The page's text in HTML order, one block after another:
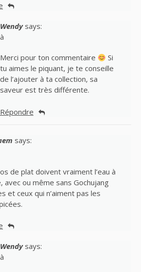
Wendy says:
à
Merci pour ton commentaire
Si
tu aimes le piquant, je te conseille
de l’ajouter à ta collection, sa
saveur est très différente.
Répondre
says:
de plat doivent vraiment l’eau à
avec ou même sans Gochujang
et ceux qui n’aiment pas les
Wendy says:
à